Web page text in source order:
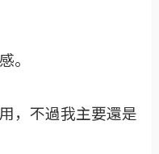
。
，不過我主要還是